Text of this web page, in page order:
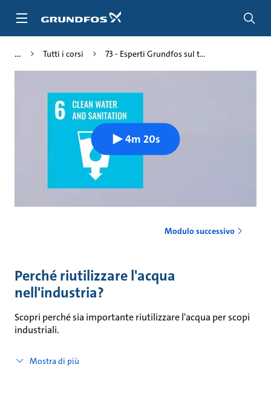
Tutti i corsi 73 - Esperti Grundfos sul t...
4m 20s
Modulo successivo
Perché riutilizzare l'acqua
nell'industria?
Scopri perché sia importante riutilizzare l'acqua per scopi
industriali.
Mostra di più